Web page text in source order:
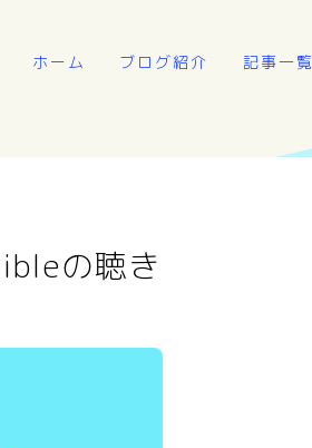
ホーム ブログ紹介 記事一覧
の聴き